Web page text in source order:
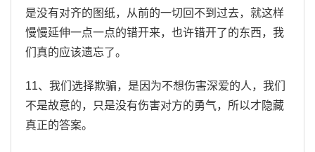
是没有对齐的图纸，从前的一切回不到过去，就这样
慢慢延伸一点一点的错开来，也许错开了的东西，我
们真的应该遗忘了。
11、我们选择欺骗，是因为不想伤害深爱的人，我们
不是故意的，只是没有伤害对方的勇气，所以才隐藏
真正的答案。